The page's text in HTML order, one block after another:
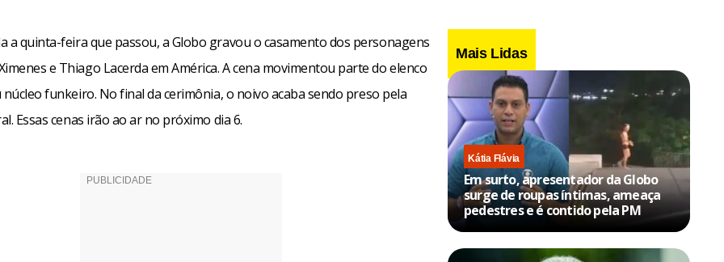
a quinta-feira que passou, a Globo gravou o casamento dos personagens
e Thiago Lacerda em América. A cena movimentou parte do elenco
funkeiro. No final da cerimônia, o noivo acaba sendo preso pela
Essas cenas irão ao ar no próximo dia 6.
Mais Lidas
Kátia Flávia
Em surto, apresentador da Globo
surge de roupas íntimas, ameaça
pedestres e é contido pela PM